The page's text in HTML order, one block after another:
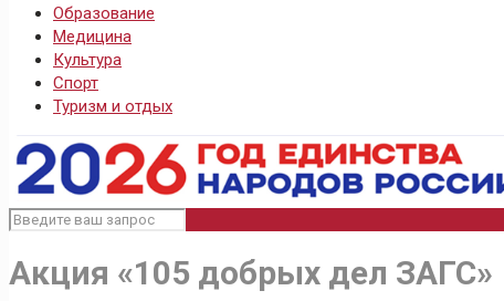
Образование
Медицина
Культура
Спорт
Туризм и отдых
Акция «105 добрых дел ЗАГС»